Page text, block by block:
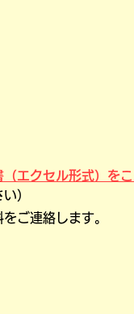
エクセル形式）を
）
ご連絡します。